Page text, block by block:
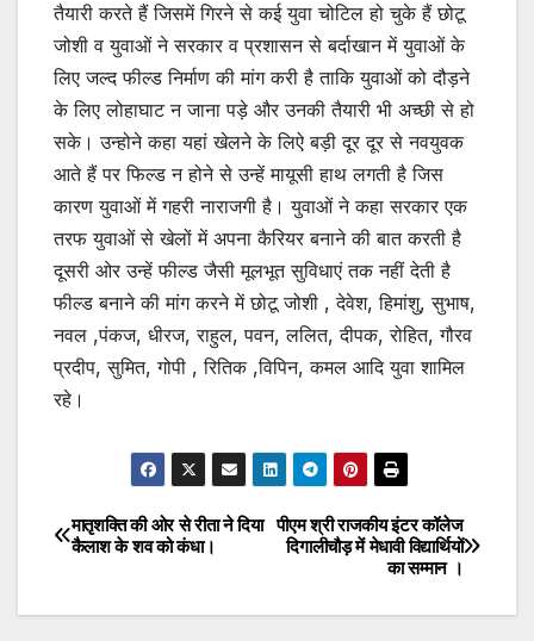
तैयारी करते हैं जिसमें गिरने से कई युवा चोटिल हो चुके हैं छोटू
जोशी व युवाओं ने सरकार व प्रशासन से बर्दाखान में युवाओं के
लिए जल्द फील्ड निर्माण की मांग करी है ताकि युवाओं को दौड़ने
के लिए लोहाघाट न जाना पड़े और उनकी तैयारी भी अच्छी से हो
सके। उन्होने कहा यहां खेलने के लिऐ बड़ी दूर दूर से नवयुवक
आते हैं पर फिल्ड न होने से उन्हें मायूसी हाथ लगती है जिस
कारण युवाओं में गहरी नाराजगी है। युवाओं ने कहा सरकार एक
तरफ युवाओं से खेलों में अपना कैरियर बनाने की बात करती है
दूसरी ओर उन्हें फील्ड जैसी मूलभूत सुविधाएं तक नहीं देती है
फील्ड बनाने की मांग करने में छोटू जोशी , देवेश, हिमांशु, सुभाष,
नवल ,पंकज, धीरज, राहुल, पवन, ललित, दीपक, रोहित, गौरव
प्रदीप, सुमित, गोपी , रितिक ,विपिन, कमल आदि युवा शामिल
रहे।
Post
पीएम श्री राजकीय इंटर कॉलेज
दिगालीचौड़ में मेधावी विद्यार्थियों
का सम्मान ।
मातृशक्ति की ओर से रीता ने दिया
कैलाश के शव को कंधा।